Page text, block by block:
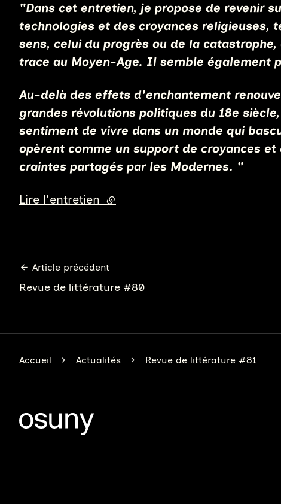
"Dans cet entretien, je propose de revenir
technologies et des croyances religieuses,
sens, celui du progrès ou de la
trace au Moyen-Age. Il semble également
Au-delà des effets d'enchantement
grandes révolutions politiques du 18e
sentiment de vivre dans un monde qui
opèrent comme un support de croyances
craintes partagés par les Modernes. "
Lire l'entretien (lien externe)
Article précédent
Revue de littérature #80
Accueil Actualités Revue de littérature #81